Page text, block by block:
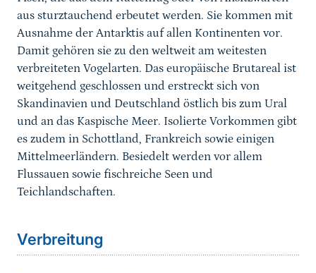
aus sturztauchend erbeutet werden. Sie kommen mit
Ausnahme der Antarktis auf allen Kontinenten vor.
Damit gehören sie zu den weltweit am weitesten
verbreiteten Vogelarten. Das europäische Brutareal ist
weitgehend geschlossen und erstreckt sich von
Skandinavien und Deutschland östlich bis zum Ural
und an das Kaspische Meer. Isolierte Vorkommen gibt
es zudem in Schottland, Frankreich sowie einigen
Mittelmeerländern. Besiedelt werden vor allem
Flussauen sowie fischreiche Seen und
Teichlandschaften.
Sprungmarke
Verbreitung